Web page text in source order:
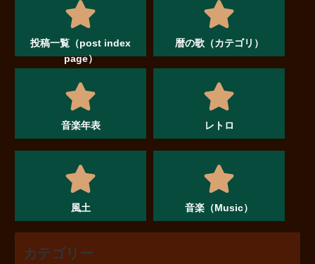
投稿一覧（post index
page）
暦の歌（カテゴリ）
音楽年表 レトロ
風土 音楽（Music）
カテゴリー